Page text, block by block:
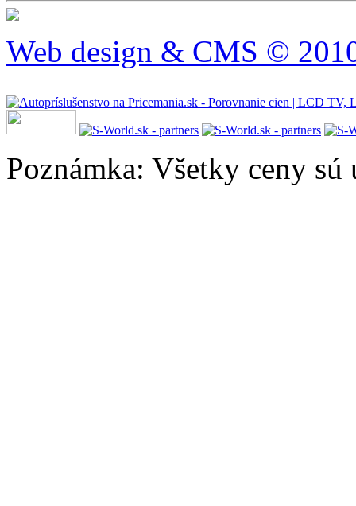
Web design & CMS ©
Poznámka: Všetky ceny sú